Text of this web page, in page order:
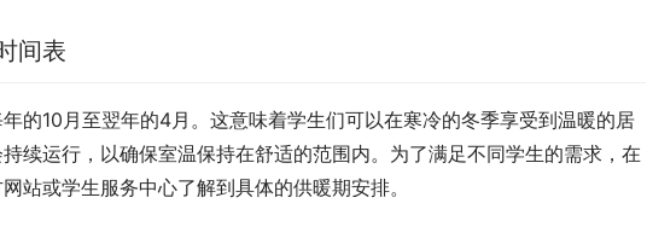
间表
的10月至翌年的4月。这意味着学生们可以在寒冷的冬季享受到温暖的居
续运行，以确保室温保持在舒适的范围内。为了满足不同学生的需求，在
站或学生服务中心了解到具体的供暖期安排。